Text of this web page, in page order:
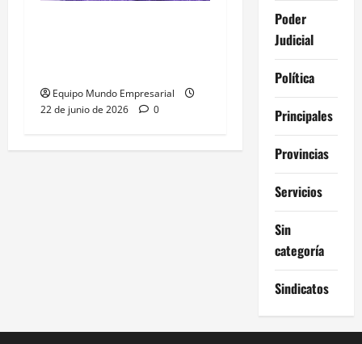
Equipo Mundo Empresarial
22 de junio de 2026
0
Poder
Judicial
Política
Principales
Provincias
Servicios
Sin
categoría
Sindicatos